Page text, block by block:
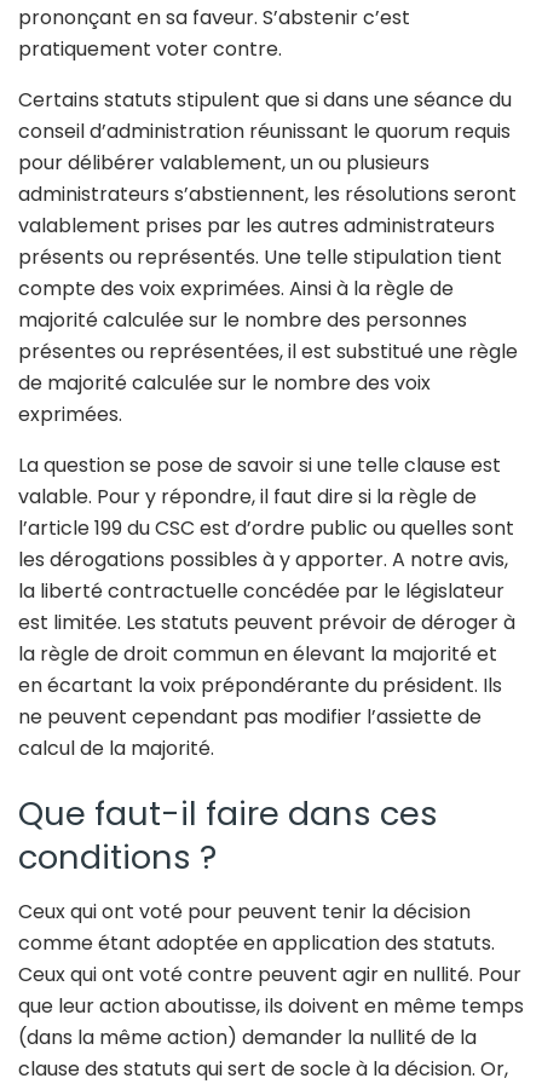
prononçant en sa faveur. S’abstenir c’est
pratiquement voter contre.
Certains statuts stipulent que si dans une séance du
conseil d’administration réunissant le quorum requis
pour délibérer valablement, un ou plusieurs
administrateurs s’abstiennent, les résolutions seront
valablement prises par les autres administrateurs
présents ou représentés. Une telle stipulation tient
compte des voix exprimées. Ainsi à la règle de
majorité calculée sur le nombre des personnes
présentes ou représentées, il est substitué une règle
de majorité calculée sur le nombre des voix
exprimées.
La question se pose de savoir si une telle clause est
valable. Pour y répondre, il faut dire si la règle de
l’article 199 du CSC est d’ordre public ou quelles sont
les dérogations possibles à y apporter. A notre avis,
la liberté contractuelle concédée par le législateur
est limitée. Les statuts peuvent prévoir de déroger à
la règle de droit commun en élevant la majorité et
en écartant la voix prépondérante du président. Ils
ne peuvent cependant pas modifier l’assiette de
calcul de la majorité.
Que faut-il faire dans ces
conditions ?
Ceux qui ont voté pour peuvent tenir la décision
comme étant adoptée en application des statuts.
Ceux qui ont voté contre peuvent agir en nullité. Pour
que leur action aboutisse, ils doivent en même temps
(dans la même action) demander la nullité de la
clause des statuts qui sert de socle à la décision. Or,